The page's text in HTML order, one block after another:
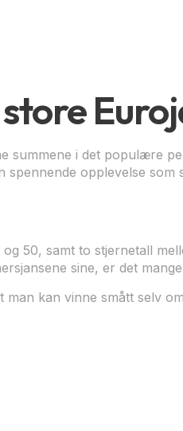
summene i det populære
opplevelse som
50, samt to stjernetall
sine, er det
kan vinne smått selv